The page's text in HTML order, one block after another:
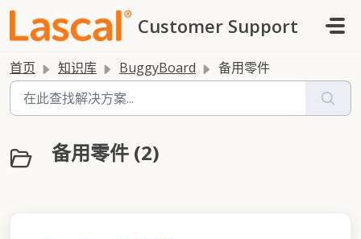
Customer Support
首页 知识库 BuggyBoard 备用零件
备用零件 (2)